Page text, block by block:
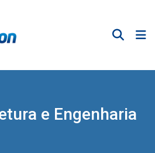
e Engenharia